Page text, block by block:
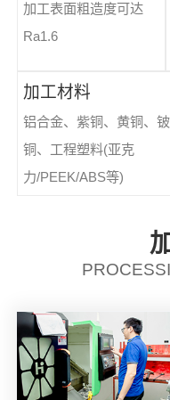
加工表面粗造度可达
Ra1.6
加工材料
铝合金、紫铜、黄铜、铍
铜、工程塑料(亚克
力/PEEK/ABS等)